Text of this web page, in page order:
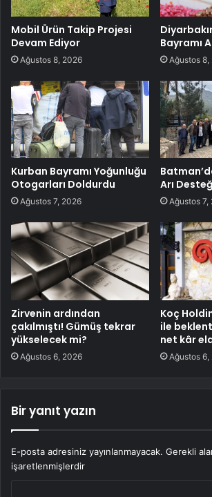
Mobil Ürün Takip Projesi
Devam Ediyor
Ağustos 8, 2026
Bayramı
Ağustos 8,
Kurban Bayramı Yoğunluğu
Otogarları Doldurdu
Ağustos 7, 2026
Arı
Ağustos 7,
Zirvenin ardından
çakılmıştı! Gümüş tekrar
yükselecek mi?
Ağustos 6, 2026
Koç
ile
net kâr
Ağustos 6,
Bir yanıt yazın
E-posta adresiniz yayınlanmayacak. Gerekli
işaretlenmişlerdir